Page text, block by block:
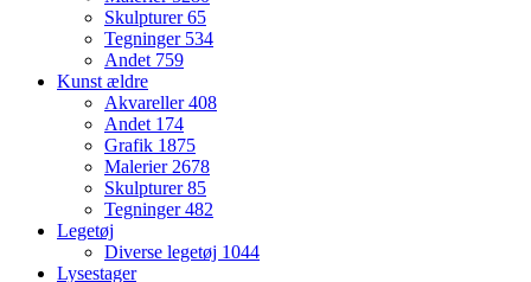
Skulpturer65
Tegninger 534
Andet 759
Kunst ældre
Akvareller408
Andet 174
Grafik 1875
Malerier 2678
Skulpturer85
Tegninger482
Legetøj
Diverse legetøj 1044
Lysestager